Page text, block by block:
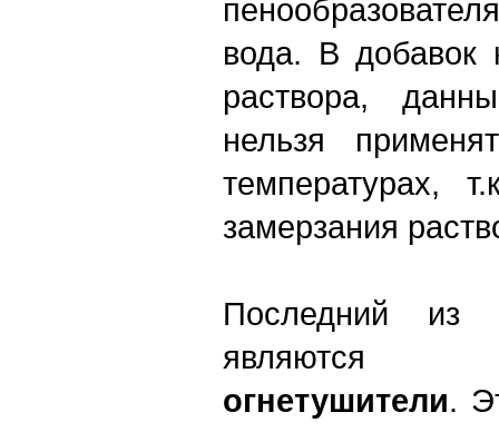
вода. В добавок
раствора,
нельзя
температурах,
замерзания
Последний из
огнетушители.